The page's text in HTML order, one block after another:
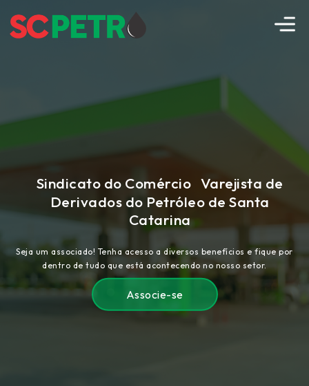
Sindicato do Comércio Varejista de
Derivados do Petróleo de Santa
Catarina
Seja um associado! Tenha acesso a diversos benefícios e fique por
dentro de tudo que está acontecendo no nosso setor.
Associe-se